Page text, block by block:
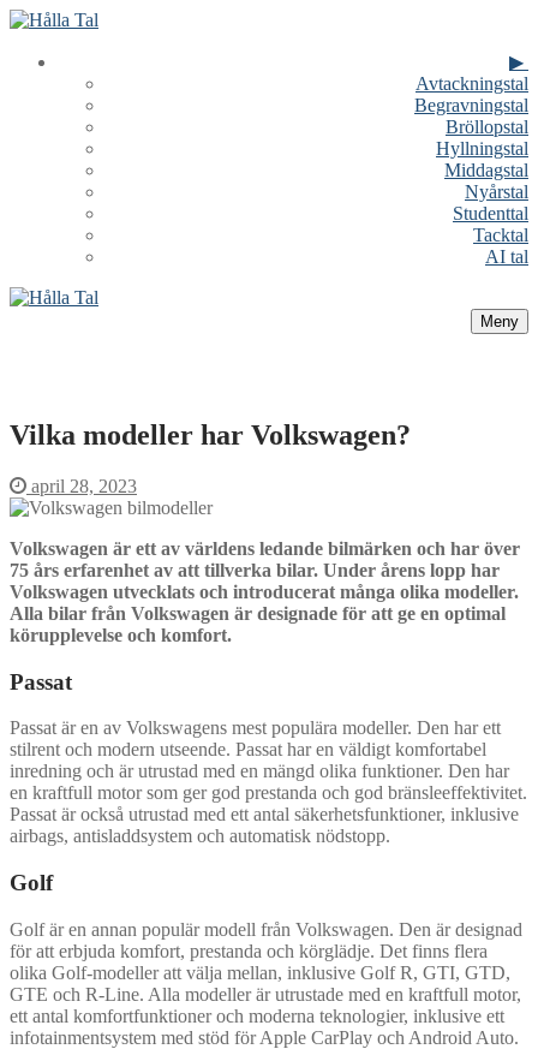
Hoppa
innehåll
Meny
Stäng
▶
Avtackningstal
Begravningstal
Bröllopstal
Hyllningstal
Middagstal
Nyårstal
Studenttal
Tacktal
AI tal
Meny
Vilka modeller har Volkswagen?
april 28, 2023
Volkswagen är ett av världens ledande bilmärken och har över
75 års erfarenhet av att tillverka bilar. Under årens lopp har
Volkswagen utvecklats och introducerat många olika modeller.
Alla bilar från Volkswagen är designade för att ge en optimal
körupplevelse och komfort.
Passat
Passat är en av Volkswagens mest populära modeller. Den har ett
stilrent och modern utseende. Passat har en väldigt komfortabel
inredning och är utrustad med en mängd olika funktioner. Den har
en kraftfull motor som ger god prestanda och god bränsleeffektivitet.
Passat är också utrustad med ett antal säkerhetsfunktioner, inklusive
airbags, antisladdsystem och automatisk nödstopp.
Golf
Golf är en annan populär modell från Volkswagen. Den är designad
för att erbjuda komfort, prestanda och körglädje. Det finns flera
olika Golf-modeller att välja mellan, inklusive Golf R, GTI, GTD,
GTE och R-Line. Alla modeller är utrustade med en kraftfull motor,
ett antal komfortfunktioner och moderna teknologier, inklusive ett
infotainmentsystem med stöd för Apple CarPlay och Android Auto.